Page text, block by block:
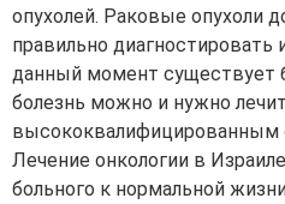
опухолей. Раковые опухоли
правильно диагностировать
данный момент существует
болезнь можно и нужно
высококвалифицированным
Лечение онкологии в
больного к нормальной